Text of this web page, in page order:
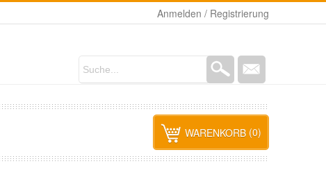
Anmelden / Registrierung
(0)
WARENKORB